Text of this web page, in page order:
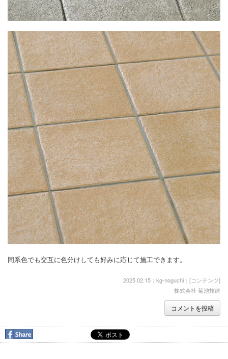
同系色でも交互に色分けしても好みに応じて施工できます。
2025.02.15：kg-noguchi：[コンテンツ]
株式会社 菊池技建
コメントを投稿